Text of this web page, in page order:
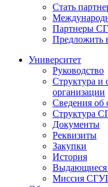
Стать
Партнеры
Предложить
Университет
Руководство
Структура и
организации
Сведения об
Структура
Документы
Реквизиты
Закупки
История
Выдающиеся
Миссия